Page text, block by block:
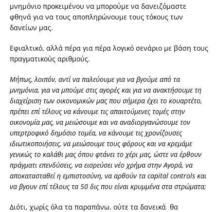
μνημόνιο προκειμένου να μπορούμε να δανειζόμαστε
φθηνά για να τους αποπληρώνουμε τους τόκους των
δανείων μας.
Εφιαλτικό, αλλά πέρα για πέρα λογικό σενάριο με βάση τους
πραγματικούς αριθμούς.
Μήπως, λοιπόν, αντί να παλεύουμε για να βγούμε από τα
μνημόνια, για να μπούμε στις αγορές και για να ανακτήσουμε τη
διαχείριση των οικονομικών μας που σήμερα έχει το κουαρτέτο,
πρέπει επί τέλους να κάνουμε τις απαιτούμενες τομές στην
οικονομία μας, να μειώσουμε και να αναδιοργανώσουμε τον
υπερτροφικό δημόσιο τομέα, να κάνουμε τις χρονίζουσες
ιδιωτικοποιήσεις, να μειώσουμε τους φόρους και να κρεμάμε
γενικώς το καλάθι μας όπου φτάνει το χέρι μας, ώστε να έρθουν
πράγματι επενδύσεις, να εισρεύσει νέο χρήμα στην Αγορά, να
αποκατασταθεί η εμπιστοσύνη, να αρθούν τα capital controls και
να βγουν επί τέλους τα 50 δις που είναι κρυμμένα στα στρώματα;
Διότι, χωρίς όλα τα παραπάνω, ούτε τα δανεικά θα